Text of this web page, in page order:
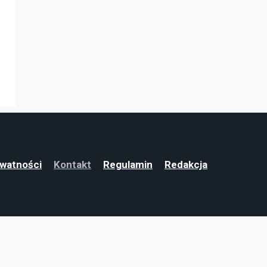
Kontakt Regulamin Redakcja